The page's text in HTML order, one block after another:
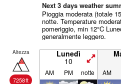
Next 3 days weather
Pioggia moderata (totale
notte. Temperature
pomeriggio, min 12°C
generalmente leggero.
Altezza
7258ft
Lunedì
10
AM PM notte AM